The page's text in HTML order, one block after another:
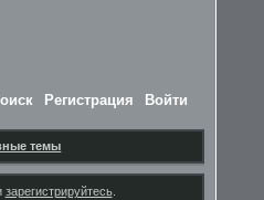
Регистрация Войти
темы
зарегистрируйтесь.